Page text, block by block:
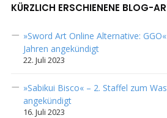
KÜRZLICH ERSCHIENENE BLOG-
»Sword Art Online Alternative:
Jahren angekündigt
22. Juli 2023
»Sabikui Bisco« – 2. Staffel zum
angekündigt
16. Juli 2023